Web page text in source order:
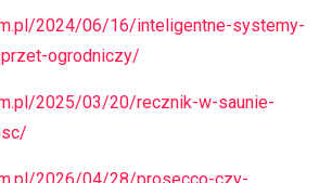
2024/06/16/inteligentne-systemy-
ogrodniczy/
2025/03/20/recznik-w-saunie-